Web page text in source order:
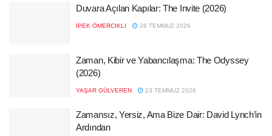
Duvara Açılan Kapılar: The Invite (2026)
İPEK ÖMERCIKLI 26 TEMMUZ 2026
Zaman, Kibir ve Yabancılaşma: The Odyssey
(2026)
YAŞAR GÜLVEREN 23 TEMMUZ 2026
Zamansız, Yersiz, Ama Bize Dair: David Lynch’in
Ardından